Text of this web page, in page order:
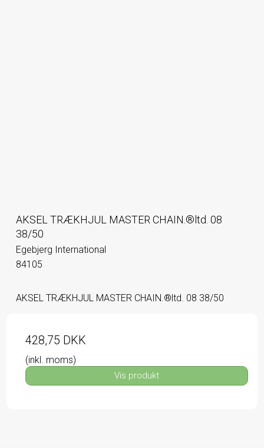
AKSEL TRÆKHJUL MASTER CHAIN.®ltd. 08
38/50
Egebjerg International
84105
AKSEL TRÆKHJUL MASTER CHAIN.®ltd. 08 38/50
428,75 DKK
(inkl. moms)
Vis produkt